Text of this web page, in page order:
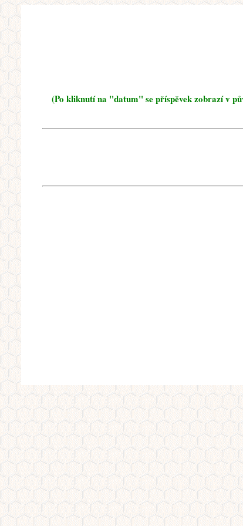
(Po kliknutí na "datum" se příspěvek zobrazí v